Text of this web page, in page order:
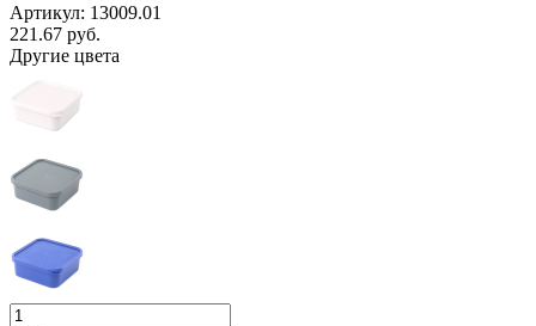
Артикул: 13009.01
221.67 руб.
Другие цвета